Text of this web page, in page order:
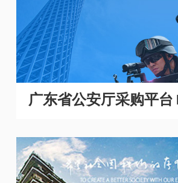
广东省公安厅采购平台
购商城开发